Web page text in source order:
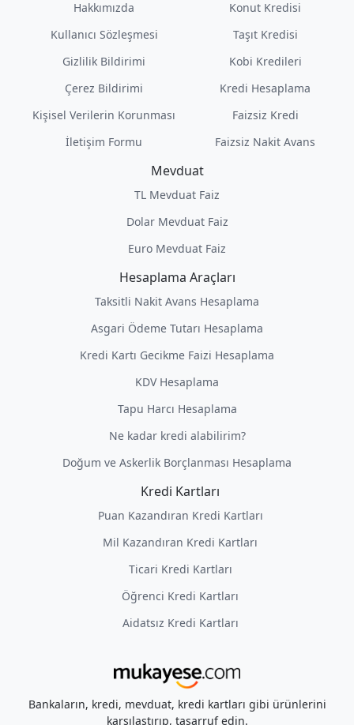
Hakkımızda
Kullanıcı Sözleşmesi
Gizlilik Bildirimi
Çerez Bildirimi
Kişisel Verilerin Korunması
İletişim Formu
Konut Kredisi
Taşıt Kredisi
Kobi Kredileri
Kredi Hesaplama
Faizsiz Kredi
Faizsiz Nakit Avans
Mevduat
TL Mevduat Faiz
Dolar Mevduat Faiz
Euro Mevduat Faiz
Hesaplama Araçları
Taksitli Nakit Avans Hesaplama
Asgari Ödeme Tutarı Hesaplama
Kredi Kartı Gecikme Faizi Hesaplama
KDV Hesaplama
Tapu Harcı Hesaplama
Ne kadar kredi alabilirim?
Doğum ve Askerlik Borçlanması Hesaplama
Kredi Kartları
Puan Kazandıran Kredi Kartları
Mil Kazandıran Kredi Kartları
Ticari Kredi Kartları
Öğrenci Kredi Kartları
Aidatsız Kredi Kartları
Bankaların, kredi, mevduat, kredi kartları gibi ürünlerini
karşılaştırıp, tasarruf edin.